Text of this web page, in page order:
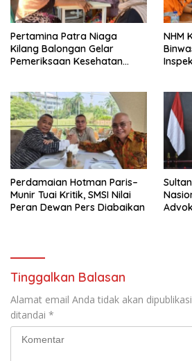
Pertamina Patra Niaga
Kilang Balongan Gelar
Pemeriksaan Kesehatan
NHM
Perdamaian Hotman Paris–
Munir Tuai Kritik, SMSI Nilai
Peran Dewan Pers Diabaikan
Tinggalkan Balasan
Alamat email Anda tidak akan
ditandai *